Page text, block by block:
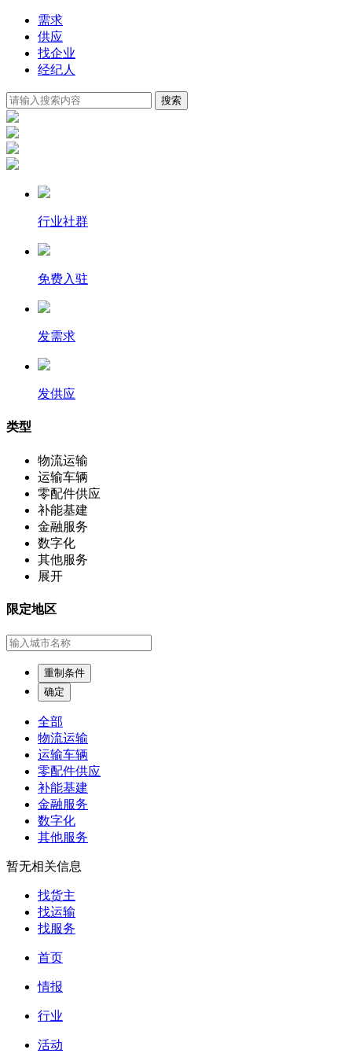
需求
供应
找企业
经纪人
搜索
行业社群
免费入驻
发需求
发供应
类型
物流运输
运输车辆
零配件供应
补能基建
金融服务
数字化
其他服务
展开
限定地区
重制条件
确定
全部
物流运输
运输车辆
零配件供应
补能基建
金融服务
数字化
其他服务
暂无相关信息
找货主
找运输
找服务
首页
情报
行业
活动